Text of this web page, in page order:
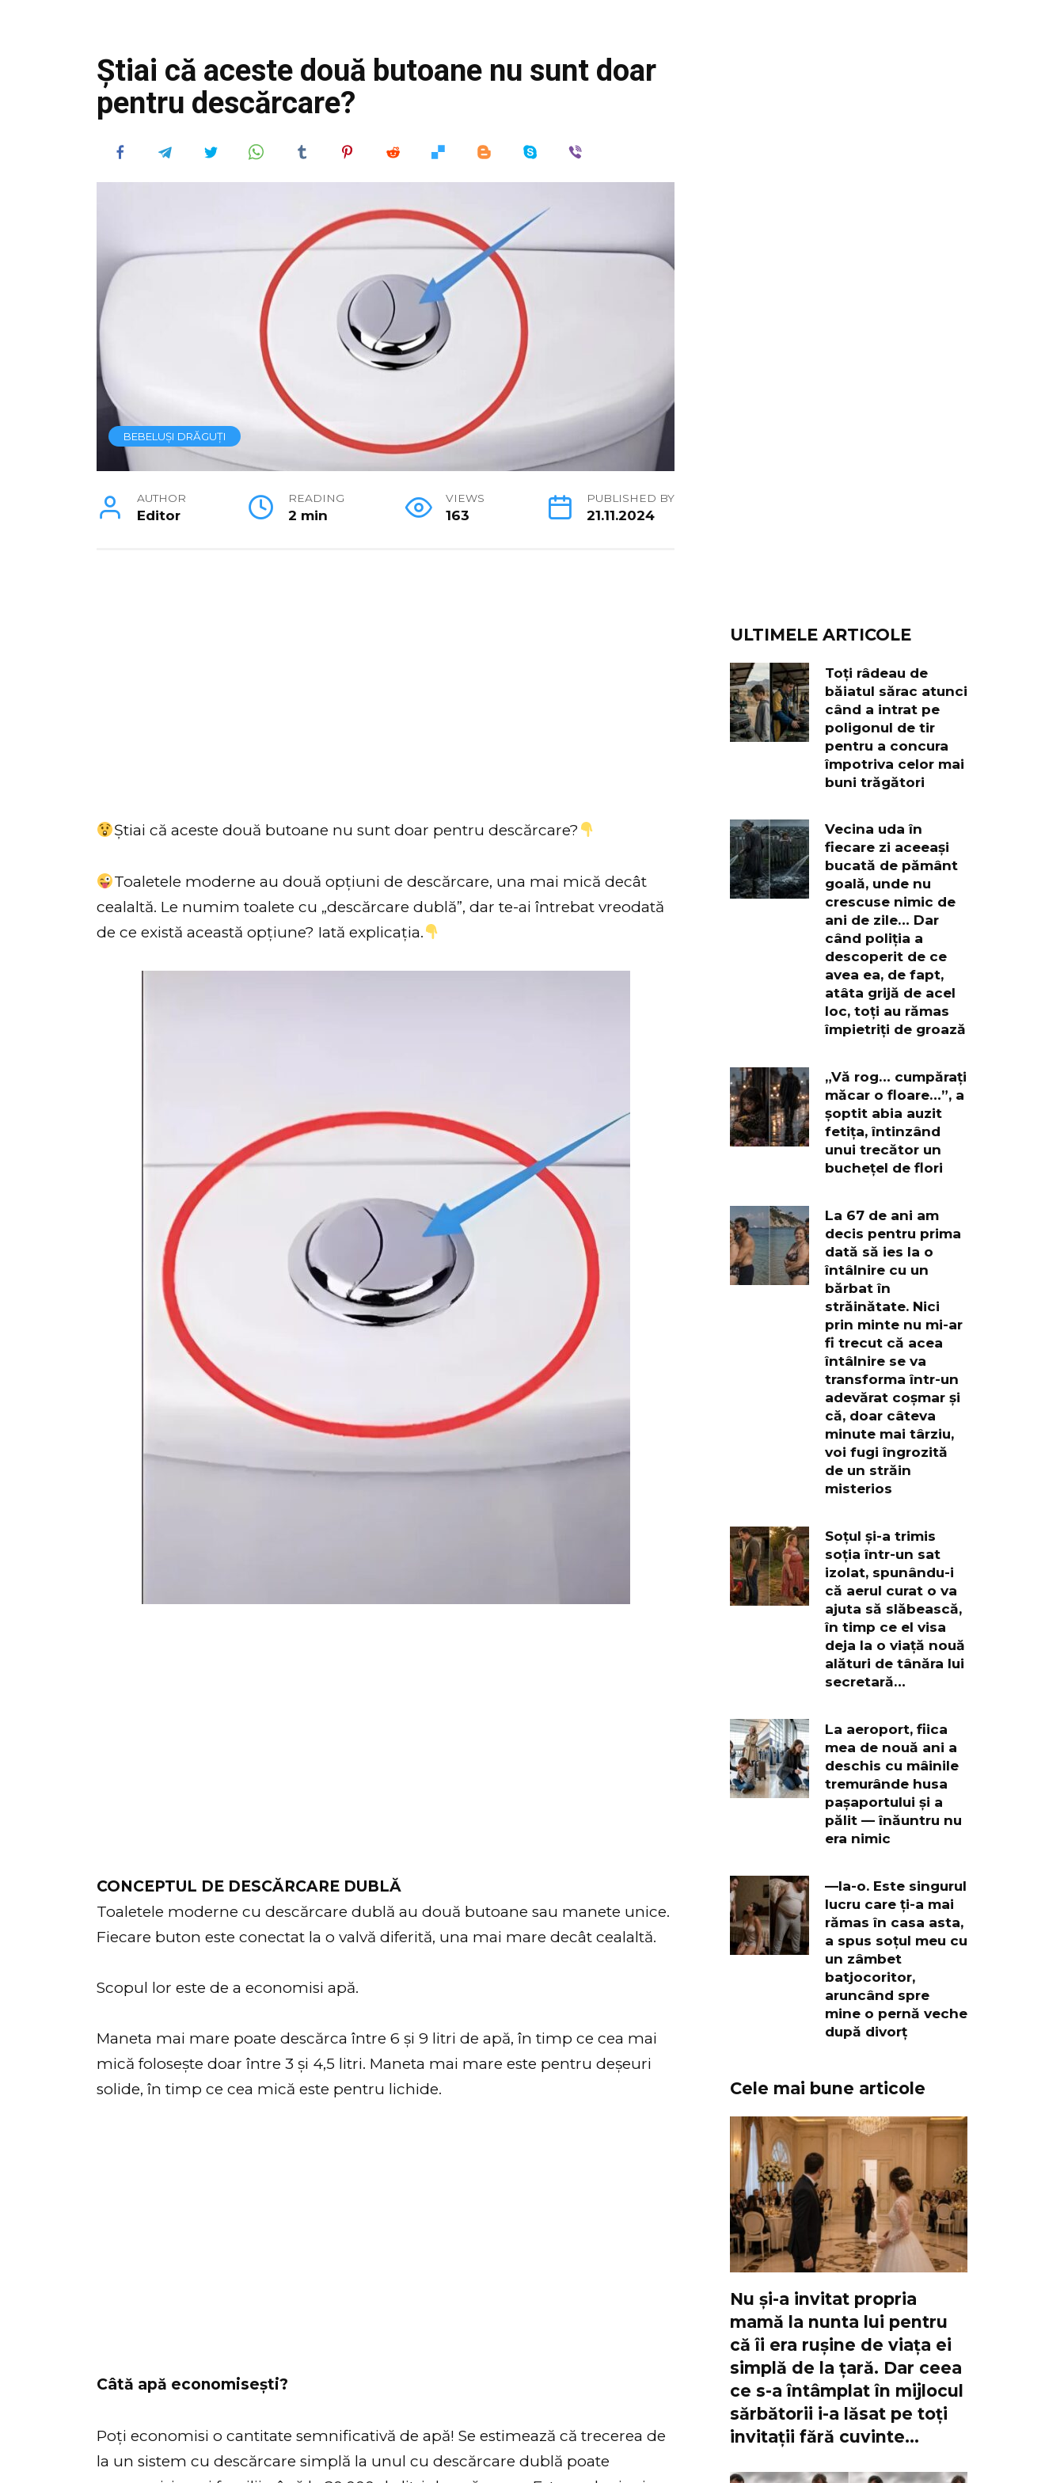
Știai că aceste două butoane nu sunt doar
pentru descărcare?
BEBELUȘI DRĂGUȚI
AUTHOR
Editor
READING
2 min
VIEWS
163
PUBLISHED BY
21.11.2024
Știai că aceste două butoane nu sunt doar pentru descărcare?
Toaletele moderne au două opțiuni de descărcare, una mai mică decât
cealaltă. Le numim toalete cu „descărcare dublă”, dar te-ai întrebat vreodată
de ce există această opțiune? Iată explicația.
CONCEPTUL DE DESCĂRCARE DUBLĂ
Toaletele moderne cu descărcare dublă au două butoane sau manete unice.
Fiecare buton este conectat la o valvă diferită, una mai mare decât cealaltă.
Scopul lor este de a economisi apă.
Maneta mai mare poate descărca între 6 și 9 litri de apă, în timp ce cea mai
mică folosește doar între 3 și 4,5 litri. Maneta mai mare este pentru deșeuri
solide, în timp ce cea mică este pentru lichide.
Câtă apă economisești?
Poți economisi o cantitate semnificativă de apă! Se estimează că trecerea de
la un sistem cu descărcare simplă la unul cu descărcare dublă poate
ULTIMELE ARTICOLE
Toți râdeau de
băiatul sărac atunci
când a intrat pe
poligonul de tir
pentru a concura
împotriva celor mai
buni trăgători
Vecina uda în
fiecare zi aceeași
bucată de pământ
goală, unde nu
crescuse nimic de
ani de zile… Dar
când poliția a
descoperit de ce
avea ea, de fapt,
atâta grijă de acel
loc, toți au rămas
împietriți de groază
„Vă rog… cumpărați
măcar o floare…”, a
șoptit abia auzit
fetița, întinzând
unui trecător un
buchețel de flori
La 67 de ani am
decis pentru prima
dată să ies la o
întâlnire cu un
bărbat în
străinătate. Nici
prin minte nu mi-ar
fi trecut că acea
întâlnire se va
transforma într-un
adevărat coșmar și
că, doar câteva
minute mai târziu,
voi fugi îngrozită
de un străin
misterios
Soțul și-a trimis
soția într-un sat
izolat, spunându-i
că aerul curat o va
ajuta să slăbească,
în timp ce el visa
deja la o viață nouă
alături de tânăra lui
secretară…
La aeroport, fiica
mea de nouă ani a
deschis cu mâinile
tremurânde husa
pașaportului și a
pălit — înăuntru nu
era nimic
—Ia-o. Este singurul
lucru care ți-a mai
rămas în casa asta,
a spus soțul meu cu
un zâmbet
batjocoritor,
aruncând spre
mine o pernă veche
după divorț
Cele mai bune articole
Nu și-a invitat propria
mamă la nunta lui pentru
că îi era rușine de viața ei
simplă de la țară. Dar ceea
ce s-a întâmplat în mijlocul
sărbătorii i-a lăsat pe toți
invitații fără cuvinte…